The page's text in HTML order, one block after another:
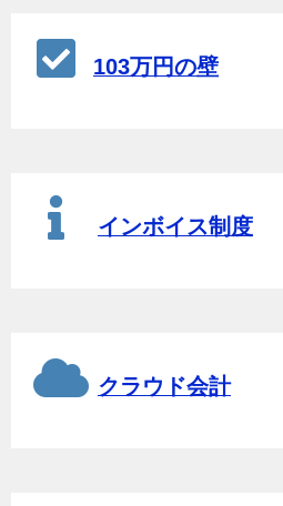
103万円の壁
インボイス制度
クラウド会計